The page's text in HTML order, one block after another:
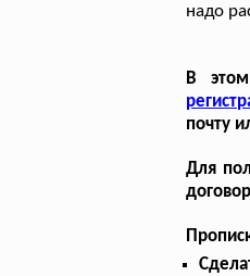
надо
В
почту
Для